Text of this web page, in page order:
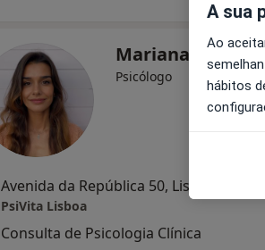
Mariana
Psicólogo
Avenida da República 50, Lisboa
PsiVita Lisboa
Consulta de Psicologia Clínica
A sua
Ao
hábitos